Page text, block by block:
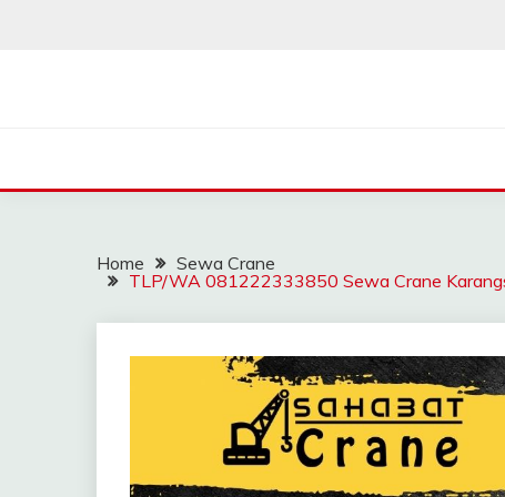
Home
Sewa Crane
TLP/WA 081222333850 Sewa Crane